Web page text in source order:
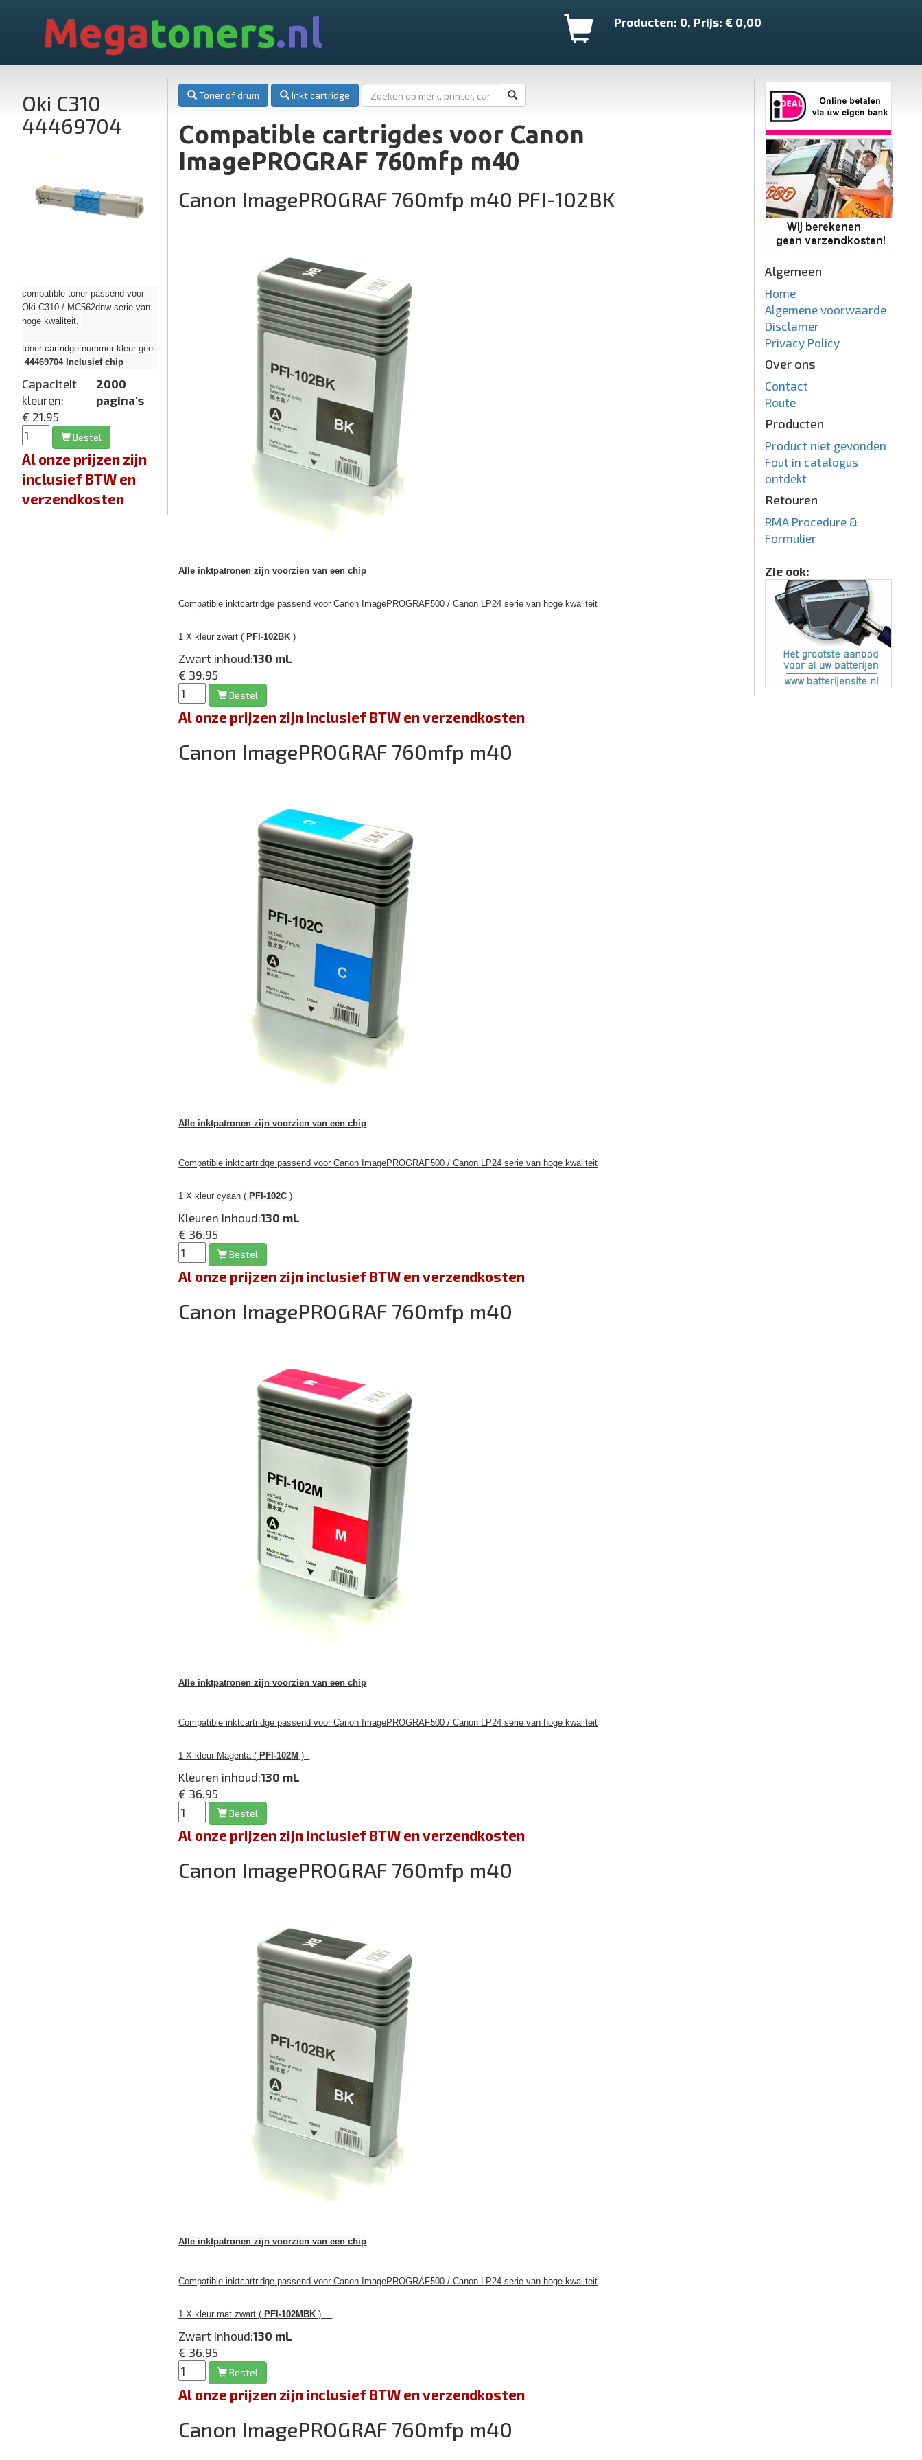
Megatoners.nl Producten: 0, Prijs: € 0,00
Oki C310
44469704
compatible toner passend voor
Oki C310 / MC562dnw serie van
hoge kwaliteit.
toner cartridge nummer kleur geel
44469704Inclusief chip
Capaciteit
kleuren:
2000
pagina's
€ 21.95
Bestel
Al onze prijzen zijn
inclusief BTW en
verzendkosten
Toner of drum Inkt cartridge
Compatible cartrigdes voor Canon
ImagePROGRAF 760mfp m40
Canon ImagePROGRAF 760mfp m40 PFI-102BK
Alle inktpatronen zijn voorzien van een chip
Compatible inktcartridge passend voor Canon ImagePROGRAF500 / Canon LP24 serie van hoge kwaliteit
1 X kleur zwart ( PFI-102BK )
Zwart inhoud:130 mL
€ 39.95
Bestel
Al onze prijzen zijn inclusief BTW en verzendkosten
Canon ImagePROGRAF 760mfp m40
Alle inktpatronen zijn voorzien van een chip
Compatible inktcartridge passend voor Canon ImagePROGRAF500 / Canon LP24 serie van hoge kwaliteit
1 X kleur cyaan ( PFI-102C )
Kleuren inhoud:130 mL
€ 36.95
Bestel
Al onze prijzen zijn inclusief BTW en verzendkosten
Canon ImagePROGRAF 760mfp m40
Alle inktpatronen zijn voorzien van een chip
Compatible inktcartridge passend voor Canon ImagePROGRAF500 / Canon LP24 serie van hoge kwaliteit
1 X kleur Magenta ( PFI-102M )
Kleuren inhoud:130 mL
€ 36.95
Bestel
Al onze prijzen zijn inclusief BTW en verzendkosten
Canon ImagePROGRAF 760mfp m40
Alle inktpatronen zijn voorzien van een chip
Compatible inktcartridge passend voor Canon ImagePROGRAF500 / Canon LP24 serie van hoge kwaliteit
1 X kleur mat zwart ( PFI-102MBK )
Zwart inhoud:130 mL
€ 36.95
Bestel
Al onze prijzen zijn inclusief BTW en verzendkosten
Canon ImagePROGRAF 760mfp m40
Algemeen
Home
Algemene voorwaarde
Disclamer
Privacy Policy
Over ons
Contact
Route
Producten
Product niet gevonden
Fout in catalogus
ontdekt
Retouren
RMA Procedure &
Formulier
Zie ook: